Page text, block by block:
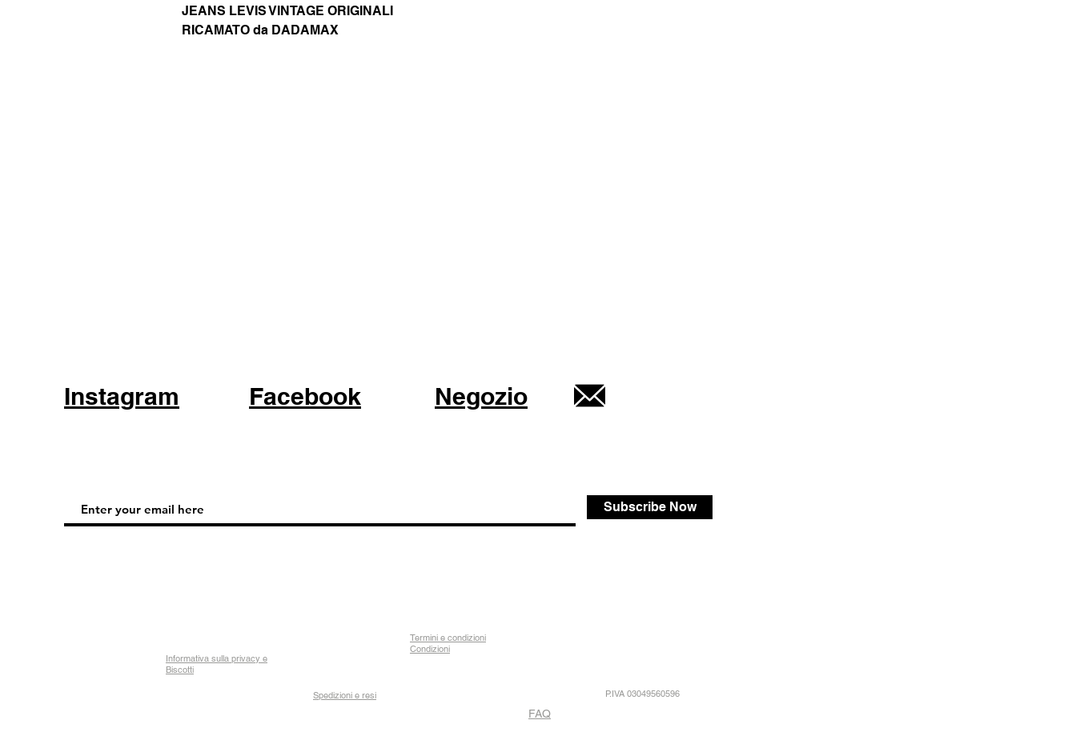
JEANS LEVIS VINTAGE ORIGINALI
RICAMATO da DADAMAX
Instagram Facebook Negozio
Subscribe Now
Informativa sulla privacy e
Biscotti
Termini e condizioni
Condizioni
Spedizioni e resi P.IVA 03049560596
FAQ